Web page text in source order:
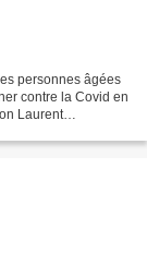
personnes âgées
contre la Covid en
Laurent